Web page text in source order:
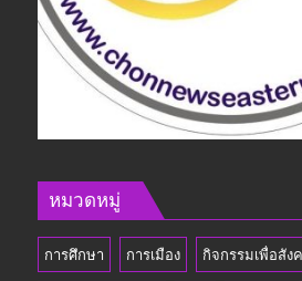
หมวดหมู่
การศึกษา การเมือง กิจกรรมเพื่อสัง